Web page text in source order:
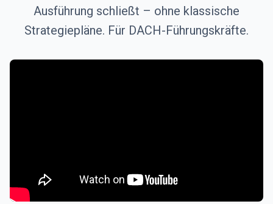
Ausführung schließt – ohne klassische
Strategiepläne. Für DACH-Führungskräfte.